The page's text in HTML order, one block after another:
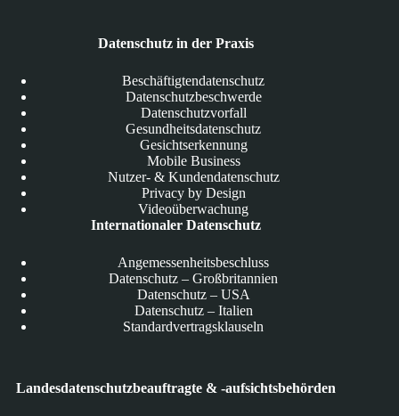
Datenschutz in der Praxis
Beschäftigtendatenschutz
Datenschutzbeschwerde
Datenschutzvorfall
Gesundheitsdatenschutz
Gesichtserkennung
Mobile Business
Nutzer- & Kundendatenschutz
Privacy by Design
Videoüberwachung
Internationaler Datenschutz
Angemessenheitsbeschluss
Datenschutz – Großbritannien
Datenschutz – USA
Datenschutz – Italien
Standardvertragsklauseln
Landesdatenschutzbeauftragte & -aufsichtsbehörden